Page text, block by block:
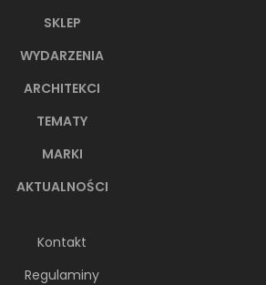
SKLEP
WYDARZENIA
ARCHITEKCI
TEMATY
MARKI
AKTUALNOŚCI
Kontakt
Regulaminy